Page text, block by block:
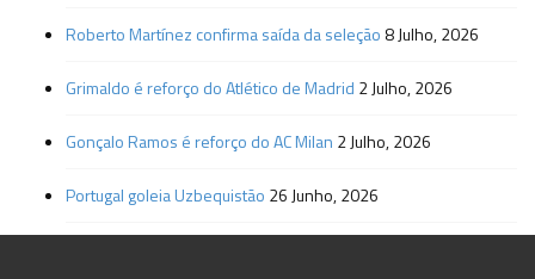
Roberto Martínez confirma saída da seleção 8 Julho, 2026
Grimaldo é reforço do Atlético de Madrid 2 Julho, 2026
Gonçalo Ramos é reforço do AC Milan 2 Julho, 2026
Portugal goleia Uzbequistão 26 Junho, 2026